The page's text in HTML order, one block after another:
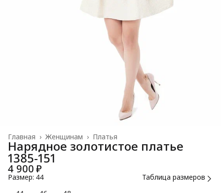
Платья
Женщинам ›
Главная ›
Нарядное золотистое платье
1385-151
4 900 ₽
Размер: 44
Таблица размеров